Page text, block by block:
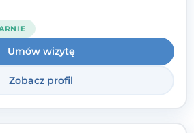
tak, by mogli żyć pełniej.
Umów wizytę
Zobacz profil